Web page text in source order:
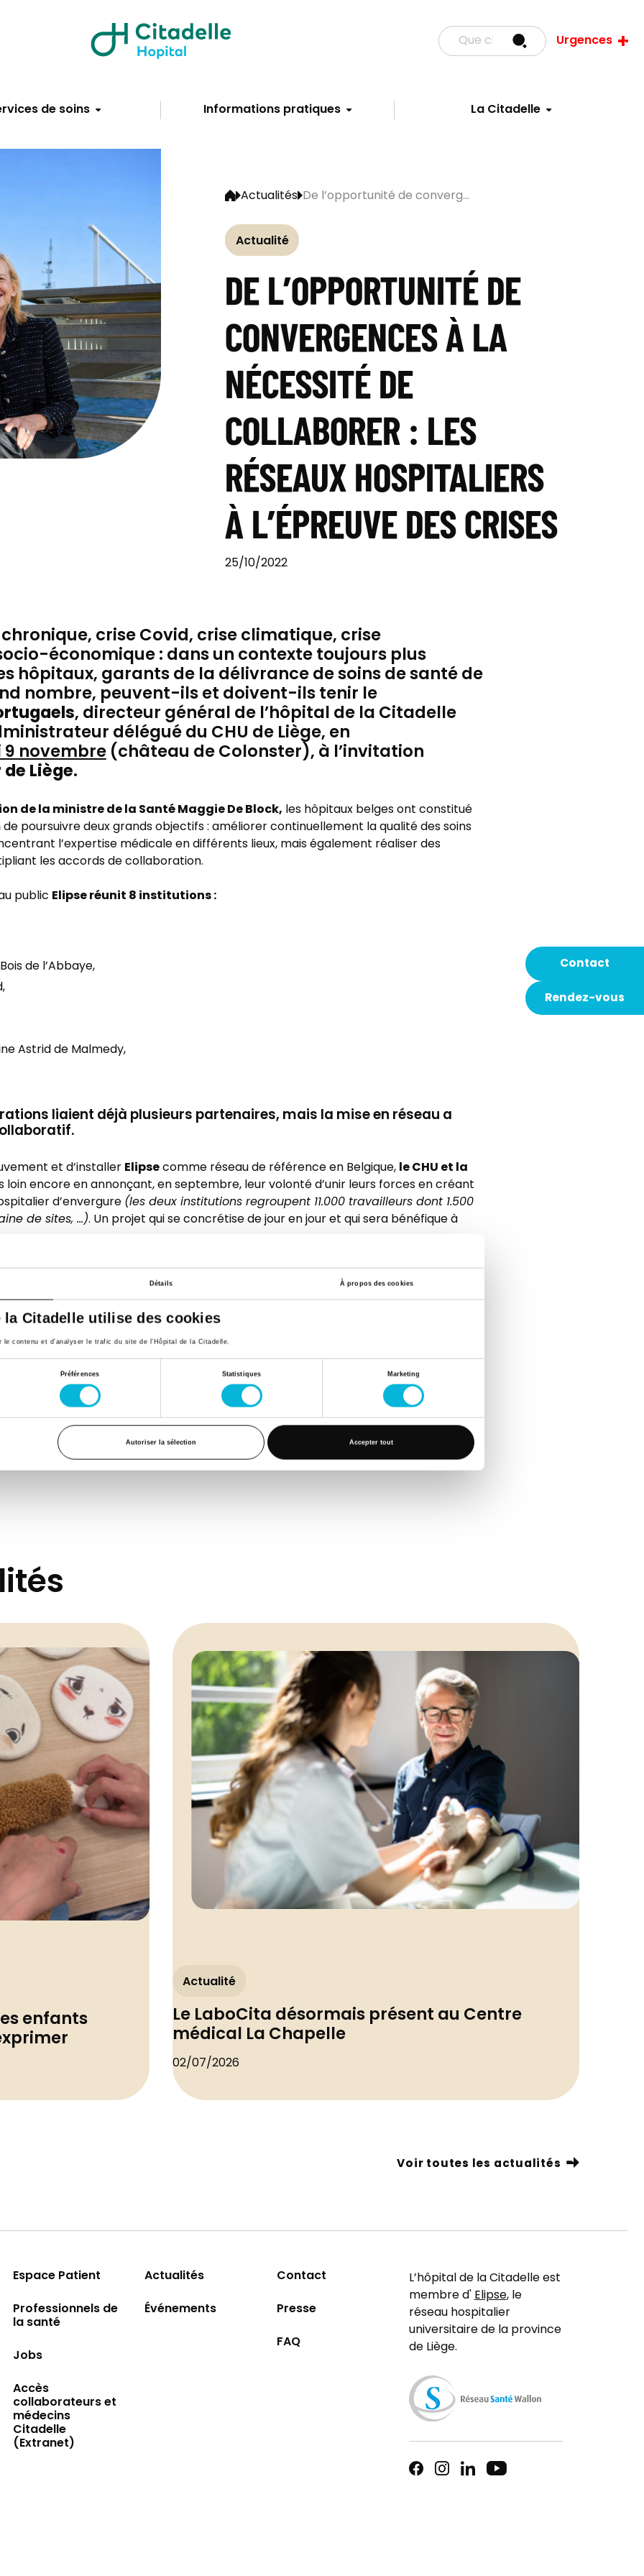
Détails À propos des cookies
Citadelle utilise des cookies
le contenu et d’analyser le trafic du site de l'Hôpital de la Citadelle.
Préférences Statistiques Marketing
Autoriser la sélection Accepter tout
de soins Informations pratiques La Citadelle
Urgences
Contact
Rendez-vous
Actualités De l’opportunité de converg...
Actualité
DE L’OPPORTUNITÉ DE
CONVERGENCES À LA
NÉCESSITÉ DE
COLLABORER : LES
RÉSEAUX HOSPITALIERS
À L’ÉPREUVE DES CRISES
25/10/2022
crise Covid, crise climatique, crise
économique : dans un contexte toujours plus
hôpitaux, garants de la délivrance de soins de santé de
nombre, peuvent-ils et doivent-ils tenir le
, directeur général de l’hôpital de la Citadelle
délégué du CHU de Liège, en
novembre(château de Colonster), à l’invitation
Liège.
de la ministre de la Santé Maggie De Block, les hôpitaux belges ont constitué
poursuivre deux grands objectifs : améliorer continuellement la qualité des soins
l’expertise médicale en différents lieux, mais également réaliser des
les accords de collaboration.
public Elipse réunit 8 institutions :
de l’Abbaye,
Astrid de Malmedy,
liaient déjà plusieurs partenaires, mais la mise en réseau a
et d’installerElipsecomme réseau de référence en Belgique,le CHU et la
loin encore en annonçant, en septembre, leur volonté d’unir leurs forces en créant
d’envergure(les deux institutions regroupent 11.000 travailleurs dont 1.500
de sites, …). Un projet qui se concrétise de jour en jour et qui sera bénéfique à
– s’il le fallait encore – toute l’opportunité de collaborer : les deux orateurs du
du bien-fondé de leur démarche, tant pour la viabilité financière que pour le
ambitieux, dans un contexte très tendu.
à 20h
enfants
Actualité
Le LaboCita désormais présent au Centre
médical La Chapelle
02/07/2026
Voir toutes les actualités
Espace Patient
Professionnels de
la santé
Jobs
Accès
collaborateurs et
médecins
Citadelle
(Extranet)
Actualités
Événements
Contact
Presse
FAQ
L’hôpital de la Citadelle est
membre d'Elipse, le
réseau hospitalier
universitaire de la province
de Liège.